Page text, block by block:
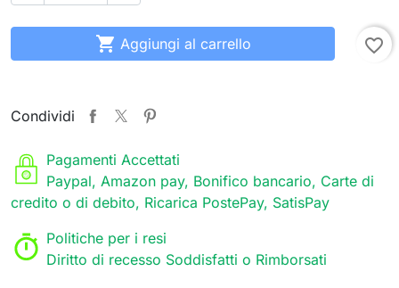
 Aggiungi al carrello favorite_border
Condividi
Pagamenti Accettati
Paypal, Amazon pay, Bonifico bancario, Carte di
credito o di debito, Ricarica PostePay, SatisPay
Politiche per i resi
Diritto di recesso Soddisfatti o Rimborsati